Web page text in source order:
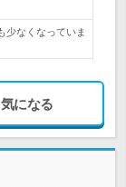
なくなっていま
気になる